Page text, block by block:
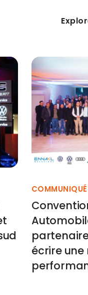
COMMUNIQUÉ
écrire